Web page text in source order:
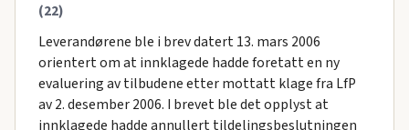
(22)
Leverandørene ble i brev datert 13. mars 2006
orientert om at innklagede hadde foretatt en ny
evaluering av tilbudene etter mottatt klage fra LfP
av 2. desember 2006. I brevet ble det opplyst at
innklagede hadde annullert tildelingsbeslutningen